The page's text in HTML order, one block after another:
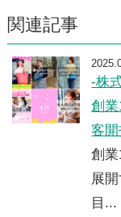
関連記事
-株
創
客
創
展
目...